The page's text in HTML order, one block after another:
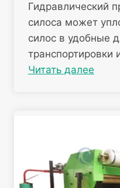
Гидравлический
силоса может
силос в удобные
транспортировки
Читать далее